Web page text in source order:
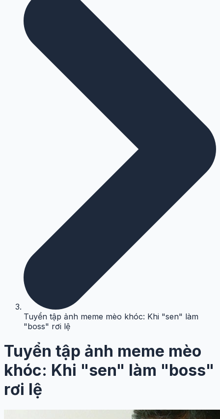
Tuyển tập ảnh meme mèo khóc: Khi "sen" làm
"boss" rơi lệ
Tuyển tập ảnh meme mèo
khóc: Khi "sen" làm "boss"
rơi lệ